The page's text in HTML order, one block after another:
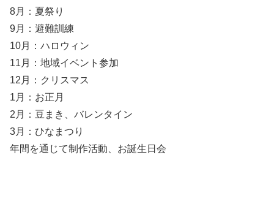
8月：夏祭り
9月：避難訓練
10月：ハロウィン
11月：地域イベント参加
12月：クリスマス
1月：お正月
2月：豆まき、バレンタイン
3月：ひなまつり
年間を通じて制作活動、お誕生日会